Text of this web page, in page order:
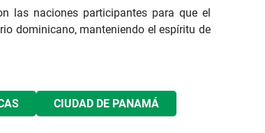
las naciones participantes para que el
dominicano, manteniendo el espíritu de
CIUDAD DE PANAMÁ